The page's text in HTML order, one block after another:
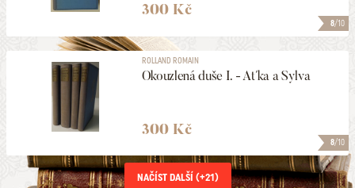
8/10
300 Kč
8/10
ROLLAND ROMAIN
Okouzlená duše I. - Aťka a Sylva
300 Kč
NAČÍST DALŠÍ (+21)